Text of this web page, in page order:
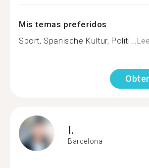
Mis temas preferidos
Sport, Spanische Kultur, Politi...
I.
Barcelona